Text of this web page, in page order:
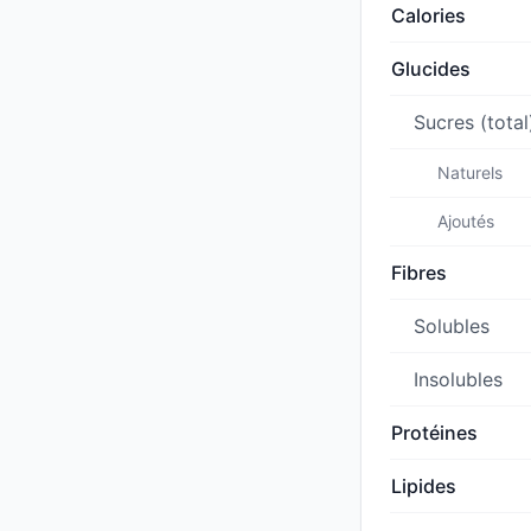
Calories
Glucides
Sucres
Naturels
Ajoutés
Fibres
Solubles
Insolubles
Protéines
Lipides